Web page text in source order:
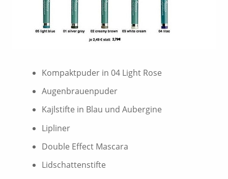
Kompaktpuder in 04 Light Rose
Augenbrauenpuder
Kajlstifte in Blau und Aubergine
Lipliner
Double Effect Mascara
Lidschattenstifte